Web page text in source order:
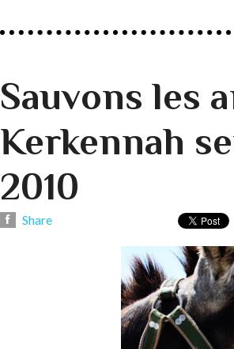
Sauvons les
Kerkennah
2010
Share